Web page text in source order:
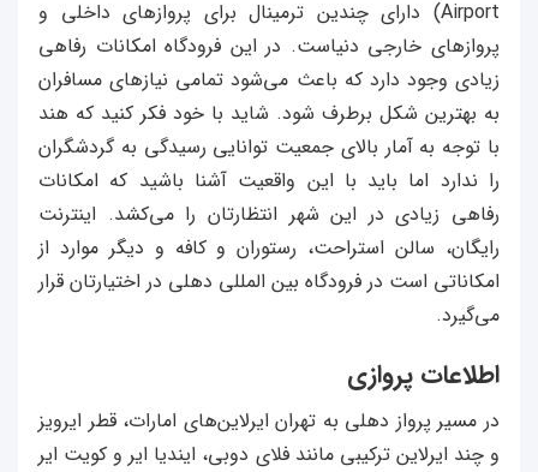
Airport) دارای چندین ترمینال برای پروازهای داخلی و
پروازهای خارجی دنیاست. در این فرودگاه امکانات رفاهی
زیادی وجود دارد که باعث می‌شود تمامی نیازهای مسافران
به بهترین شکل برطرف شود. شاید با خود فکر کنید که هند
با توجه به آمار بالای جمعیت توانایی رسیدگی به گردشگران
را ندارد اما باید با این واقعیت آشنا باشید که امکانات
رفاهی زیادی در این شهر انتظارتان را می‌کشد. اینترنت
رایگان، سالن استراحت، رستوران و کافه و دیگر موارد از
امکاناتی است در فرودگاه بین المللی دهلی در اختیارتان قرار
می‌گیرد.
اطلاعات پروازی
در مسیر پرواز دهلی به تهران ایرلاین‌های امارات، قطر ایرویز
و چند ایرلاین ترکیبی مانند فلای دوبی، ایندیا ایر و کویت ایر